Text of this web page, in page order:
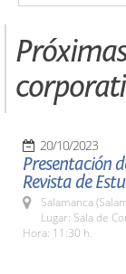
20/10/2023
Presentación
Revista de
Salamanca
Lugar: Sala de
Hora: 11:30 h.